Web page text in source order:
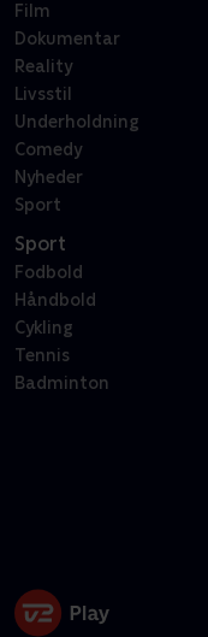
Film
Dokumentar
Reality
Livsstil
Underholdning
Comedy
Nyheder
Sport
Sport
Fodbold
Håndbold
Cykling
Tennis
Badminton